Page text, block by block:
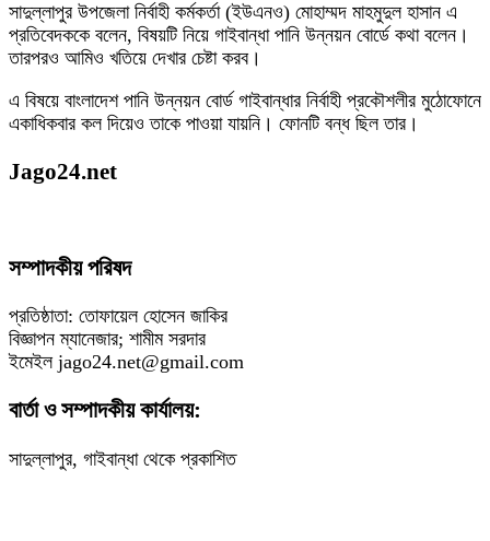
সাদুল্লাপুর উপজেলা নির্বাহী কর্মকর্তা (ইউএনও) মোহাম্মদ মাহমুদুল হাসান এ
প্রতিবেদককে বলেন, বিষয়টি নিয়ে গাইবান্ধা পানি উন্নয়ন বোর্ডে কথা বলেন।
তারপরও আমিও খতিয়ে দেখার চেষ্টা করব।
এ বিষয়ে বাংলাদেশ পানি উন্নয়ন বোর্ড গাইবান্ধার নির্বাহী প্রকৌশলীর মুঠোফোনে
একাধিকবার কল দিয়েও তাকে পাওয়া যায়নি। ফোনটি বন্ধ ছিল তার।
Jago24.net
সম্পাদকীয় পরিষদ
প্রতিষ্ঠাতা: তোফায়েল হোসেন জাকির
বিজ্ঞাপন ম্যানেজার; শামীম সরদার
ইমেইল jago24.net@gmail.com
বার্তা ও সম্পাদকীয় কার্যালয়:
সাদুল্লাপুর, গাইবান্ধা থেকে প্রকাশিত